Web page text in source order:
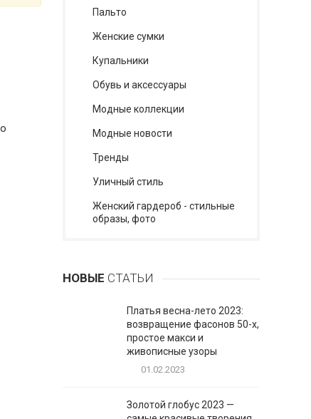
Пальто
Женские сумки
Купальники
Обувь и аксессуары
Модные коллекции
Модные новости
Тренды
Уличный стиль
Женский гардероб - стильные
образы, фото
НОВЫЕ СТАТЬИ
Платья весна-лето 2023:
возвращение фасонов 50-х,
простое макси и
живописные узоры
01.02.2023
Золотой глобус 2023 —